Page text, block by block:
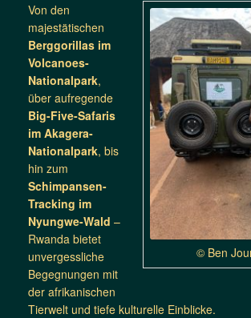
© Ben
Von den
majestätischen
Berggorillas im
Volcanoes-
Nationalpark,
über aufregende
Big-Five-Safaris
im Akagera-
Nationalpark, bis
hin zum
Schimpansen-
Tracking im
Nyungwe-Wald –
Rwanda bietet
unvergessliche
Begegnungen mit
der afrikanischen
Tierwelt und tiefe kulturelle Einblicke.